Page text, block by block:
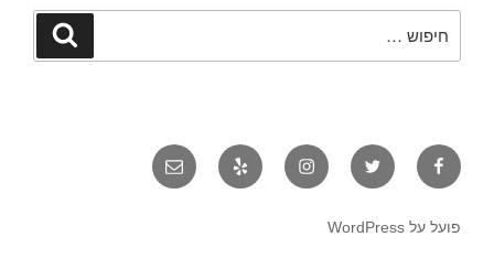
חיפוש
פייסבוק טוויטר אינסטגרם יאלפ אימייל
פועל על WordPress